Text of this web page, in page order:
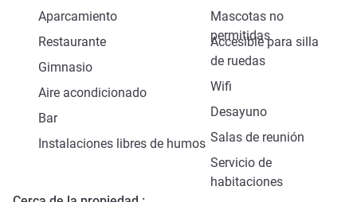
Aparcamiento
Mascotas no
permitidas
Restaurante
Accesible para silla
de ruedas
Gimnasio
Wifi
Aire acondicionado
Desayuno
Bar
Salas de reunión
Instalaciones libres de humos
Servicio de
habitaciones